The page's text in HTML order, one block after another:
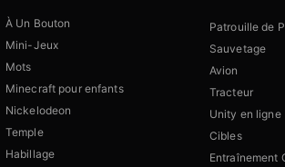
À Un Bouton
Mini-Jeux
Mots
Minecraft pour enfants
Nickelodeon
Temple
Habillage
Patrouille de
Sauvetage
Avion
Tracteur
Unity en ligne
Cibles
Entraînement